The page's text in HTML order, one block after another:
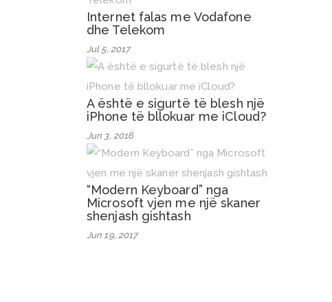
Internet falas me Vodafone
dhe Telekom
Jul 5, 2017
A është e sigurtë të blesh një
iPhone të bllokuar me iCloud?
Jun 3, 2016
“Modern Keyboard” nga
Microsoft vjen me një skaner
shenjash gishtash
Jun 19, 2017